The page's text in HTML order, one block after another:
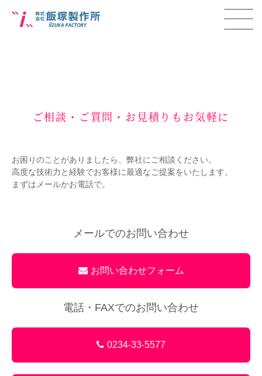
ご相談・ご質問・お見積りもお気軽に
お困りのことがありましたら、弊社にご相談ください。
高度な技術力と経験でお客様に最適なご提案をいたします。
まずはメールかお電話で。
メールでのお問い合わせ
お問い合わせフォーム
電話・FAXでのお問い合わせ
0234-33-5577